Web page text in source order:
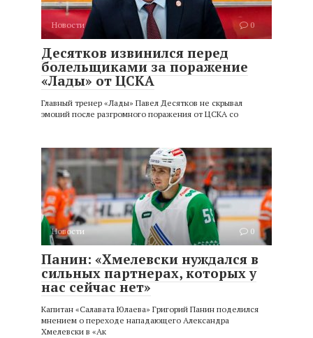
Новости 0
Десятков извинился перед
болельщиками за поражение
«Лады» от ЦСКА
Главный тренер «Лады» Павел Десятков не скрывал
эмоций после разгромного поражения от ЦСКА со
Новости 0
Панин: «Хмелевски нуждался в
сильных партнерах, которых у
нас сейчас нет»
Капитан «Салавата Юлаева» Григорий Панин поделился
мнением о переходе нападающего Александра
Хмелевски в «Ак